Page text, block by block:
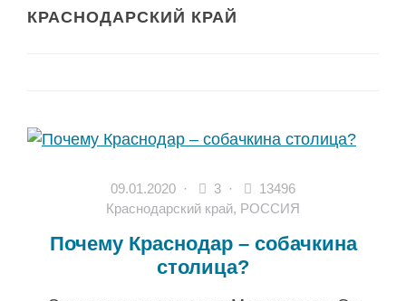
КРАСНОДАРСКИЙ КРАЙ
09.01.2020 · 3 ·
13496
Краснодарский край, РОССИЯ
Почему Краснодар – собачкина
столица?